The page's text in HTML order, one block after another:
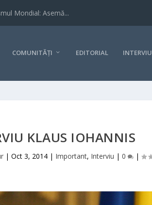
Mondial: Asemă...
COMUNITĂȚI EDITORIAL INTERVIU
KLAUS IOHANNIS
|Oct 3, 2014 | Important, Interviu |0 |